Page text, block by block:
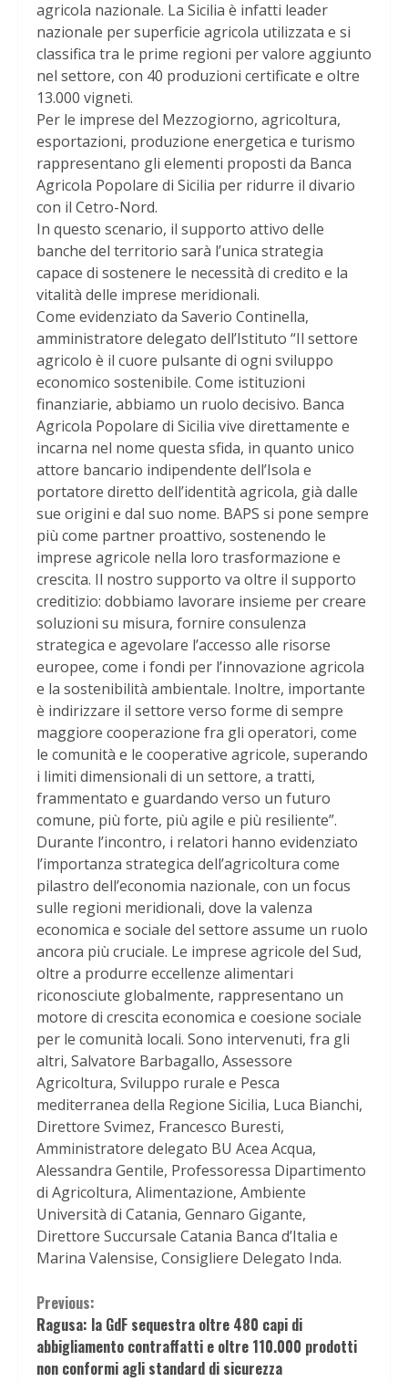
agricola nazionale. La Sicilia è infatti leader
nazionale per superficie agricola utilizzata e si
classifica tra le prime regioni per valore aggiunto
nel settore, con 40 produzioni certificate e oltre
13.000 vigneti.
Per le imprese del Mezzogiorno, agricoltura,
esportazioni, produzione energetica e turismo
rappresentano gli elementi proposti da Banca
Agricola Popolare di Sicilia per ridurre il divario
con il Cetro-Nord.
In questo scenario, il supporto attivo delle
banche del territorio sarà l’unica strategia
capace di sostenere le necessità di credito e la
vitalità delle imprese meridionali.
Come evidenziato da Saverio Continella,
amministratore delegato dell’Istituto “Il settore
agricolo è il cuore pulsante di ogni sviluppo
economico sostenibile. Come istituzioni
finanziarie, abbiamo un ruolo decisivo. Banca
Agricola Popolare di Sicilia vive direttamente e
incarna nel nome questa sfida, in quanto unico
attore bancario indipendente dell’Isola e
portatore diretto dell’identità agricola, già dalle
sue origini e dal suo nome. BAPS si pone sempre
più come partner proattivo, sostenendo le
imprese agricole nella loro trasformazione e
crescita. Il nostro supporto va oltre il supporto
creditizio: dobbiamo lavorare insieme per creare
soluzioni su misura, fornire consulenza
strategica e agevolare l’accesso alle risorse
europee, come i fondi per l’innovazione agricola
e la sostenibilità ambientale. Inoltre, importante
è indirizzare il settore verso forme di sempre
maggiore cooperazione fra gli operatori, come
le comunità e le cooperative agricole, superando
i limiti dimensionali di un settore, a tratti,
frammentato e guardando verso un futuro
comune, più forte, più agile e più resiliente”.
Durante l’incontro, i relatori hanno evidenziato
l’importanza strategica dell’agricoltura come
pilastro dell’economia nazionale, con un focus
sulle regioni meridionali, dove la valenza
economica e sociale del settore assume un ruolo
ancora più cruciale. Le imprese agricole del Sud,
oltre a produrre eccellenze alimentari
riconosciute globalmente, rappresentano un
motore di crescita economica e coesione sociale
per le comunità locali. Sono intervenuti, fra gli
altri, Salvatore Barbagallo, Assessore
Agricoltura, Sviluppo rurale e Pesca
mediterranea della Regione Sicilia, Luca Bianchi,
Direttore Svimez, Francesco Buresti,
Amministratore delegato BU Acea Acqua,
Alessandra Gentile, Professoressa Dipartimento
di Agricoltura, Alimentazione, Ambiente
Università di Catania, Gennaro Gigante,
Direttore Succursale Catania Banca d’Italia e
Marina Valensise, Consigliere Delegato Inda.
Continue
Reading
Previous:
Ragusa: la GdF sequestra oltre 480 capi di
abbigliamento contraffatti e oltre 110.000 prodotti
non conformi agli standard di sicurezza